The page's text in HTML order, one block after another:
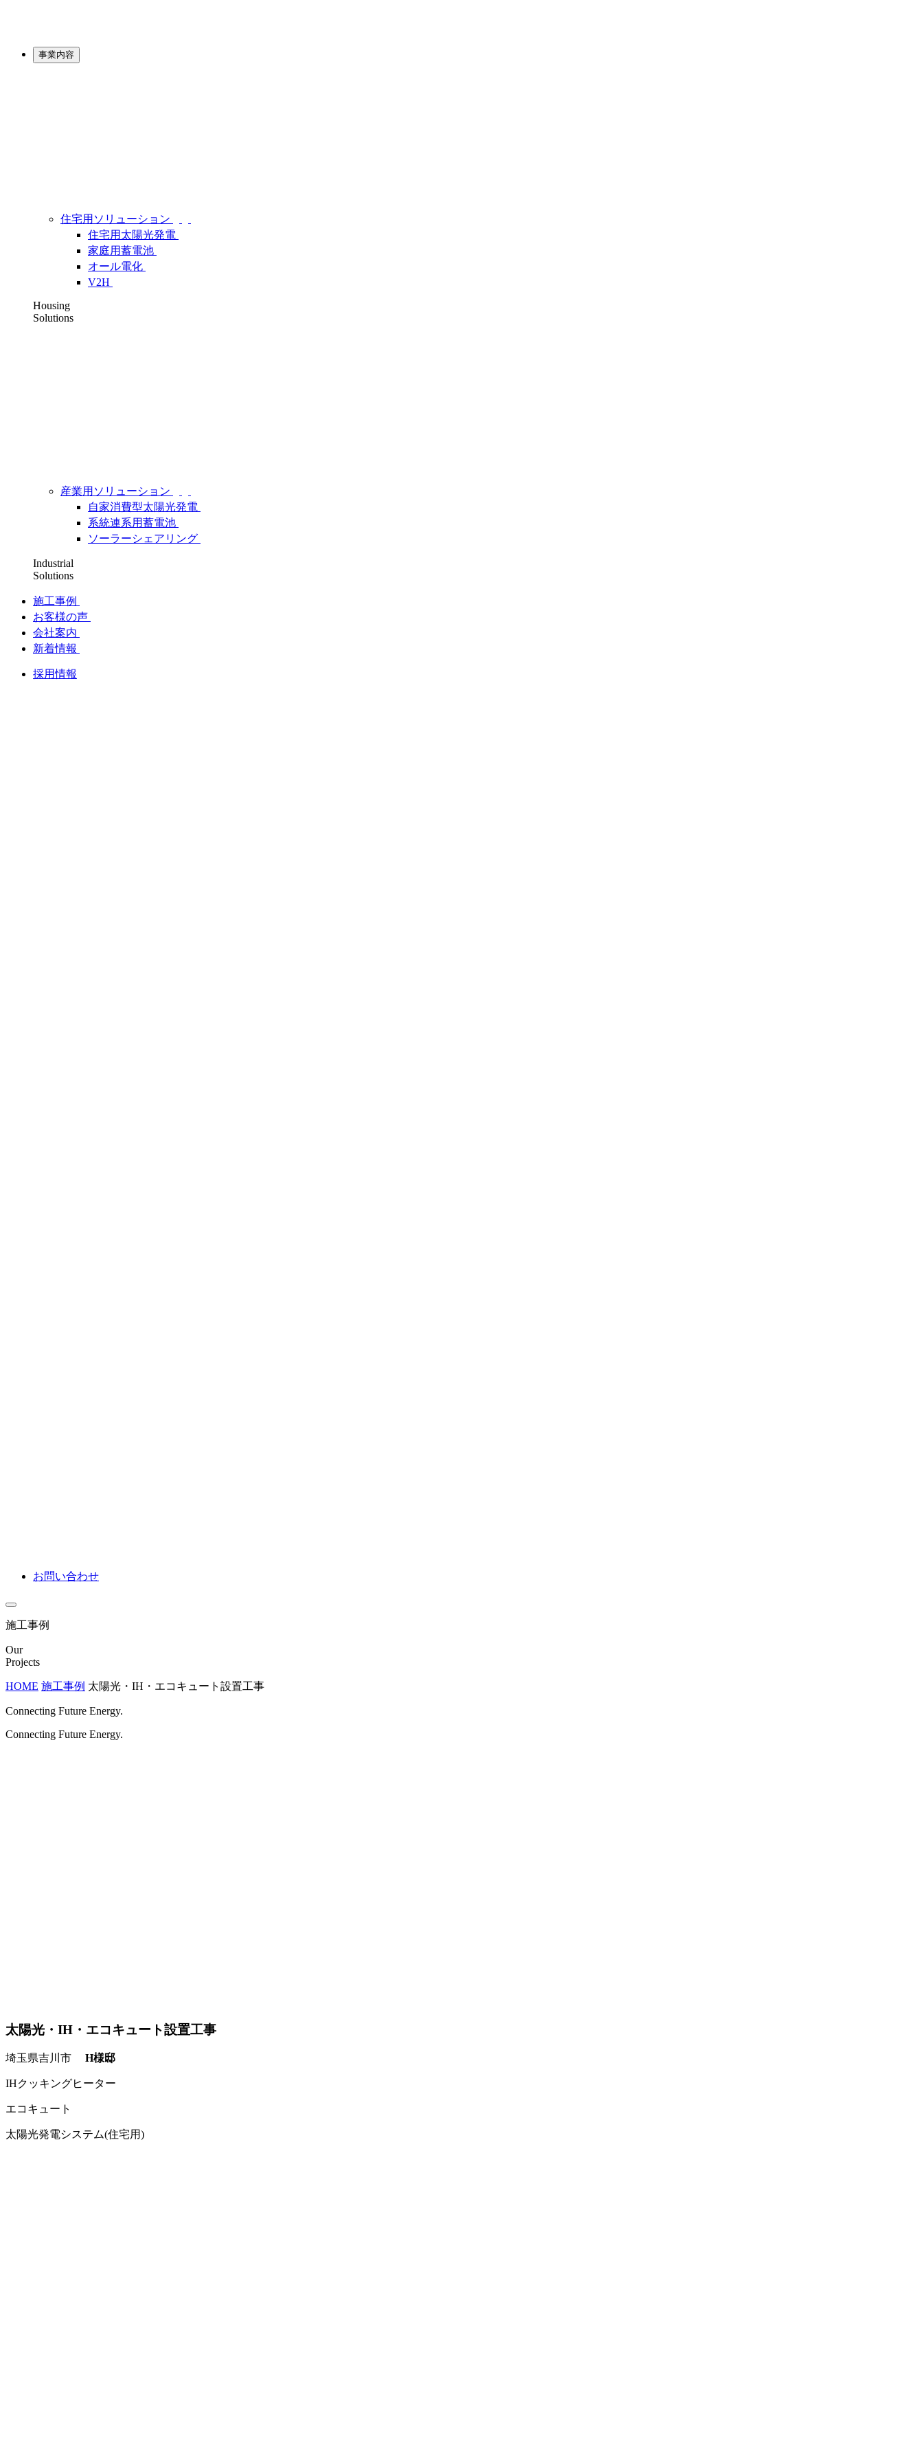
事業内容
住宅用ソリューション
住宅用太陽光発電
家庭用蓄電池
オール電化
V2H
Housing
Solutions
産業用ソリューション
自家消費型太陽光発電
系統連系用蓄電池
ソーラーシェアリング
Industrial
Solutions
施工事例
お客様の声
会社案内
新着情報
採用情報
お問い合わせ
施工事例
Our
Projects
HOME 施工事例 太陽光・IH・エコキュート設置工事
Connecting Future Energy.
Connecting Future Energy.
太陽光・IH・エコキュート設置工事
埼玉県吉川市 H様邸
IHクッキングヒーター
エコキュート
太陽光発電システム(住宅用)